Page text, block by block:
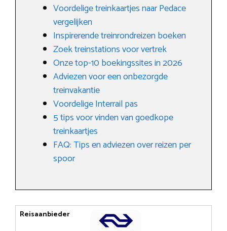
Voordelige treinkaartjes naar Pedace
vergelijken
Inspirerende treinrondreizen boeken
Zoek treinstations voor vertrek
Onze top-10 boekingssites in 2026
Adviezen voor een onbezorgde
treinvakantie
Voordelige Interrail pas
5 tips voor vinden van goedkope
treinkaartjes
FAQ: Tips en adviezen over reizen per
spoor
Reisaanbieder